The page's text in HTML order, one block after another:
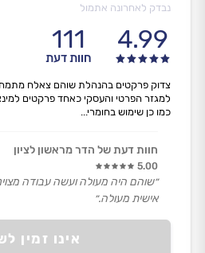
נבדק לאחרונה אתמול
4.99
111
חוות דעת
אינו זמין
צדוק פרקטים בהנהלת שוהם צאלח
למגזר הפרטי והעסקי כאחד פרקטים
כמו כן שימוש בחומרי...
חוות דעת של הדר מראשון לציון
5.00
״שוהם היה מעולה ועשה עבודה
אישית מעולה.״